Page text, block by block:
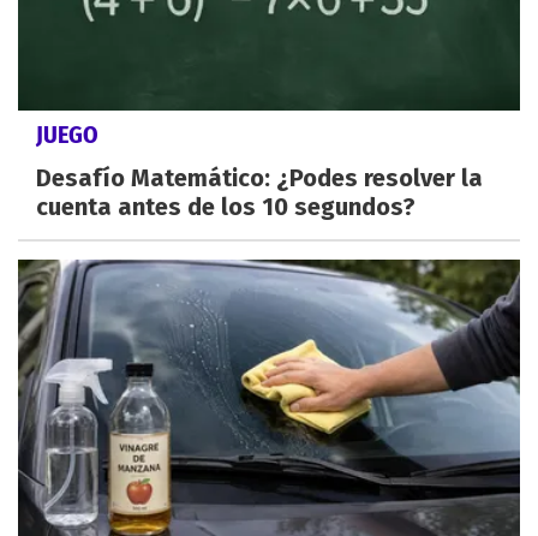
JUEGO
Desafío Matemático: ¿Podes resolver la
cuenta antes de los 10 segundos?